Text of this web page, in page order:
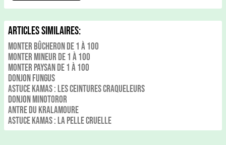
Articles Similaires:
Monter Bûcheron de 1 à 100
Monter Mineur de 1 à 100
Monter Paysan de 1 à 100
Donjon Fungus
Astuce Kamas : Les Ceintures Craqueleurs
Donjon Minotoror
Antre du Kralamoure
Astuce Kamas : La Pelle Cruelle